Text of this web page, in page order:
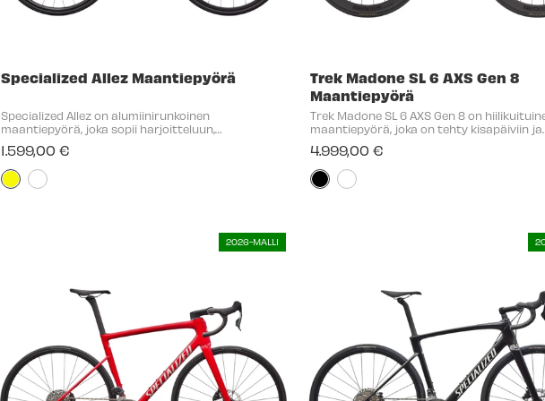
Specialized Allez Maantiepyörä
Specialized Allez on alumiinirunkoinen
maantiepyörä, joka sopii harjoitteluun,
hiilikuituhaarukka ja tasapainoinen geometria
tekevät ...
1.599,00 €
Väri:
Keltainen
Trek Madone SL 6 AXS Gen 8
Maantiepyörä
Trek Madone SL 6 AXS Gen 8 on
maantiepyörä, joka on tehty kisapäiviin ja
runko vastaa polkemiseen välittömästi ja
vakaana ...
4.999,00 €
Väri:
Musta
2026-MALLI